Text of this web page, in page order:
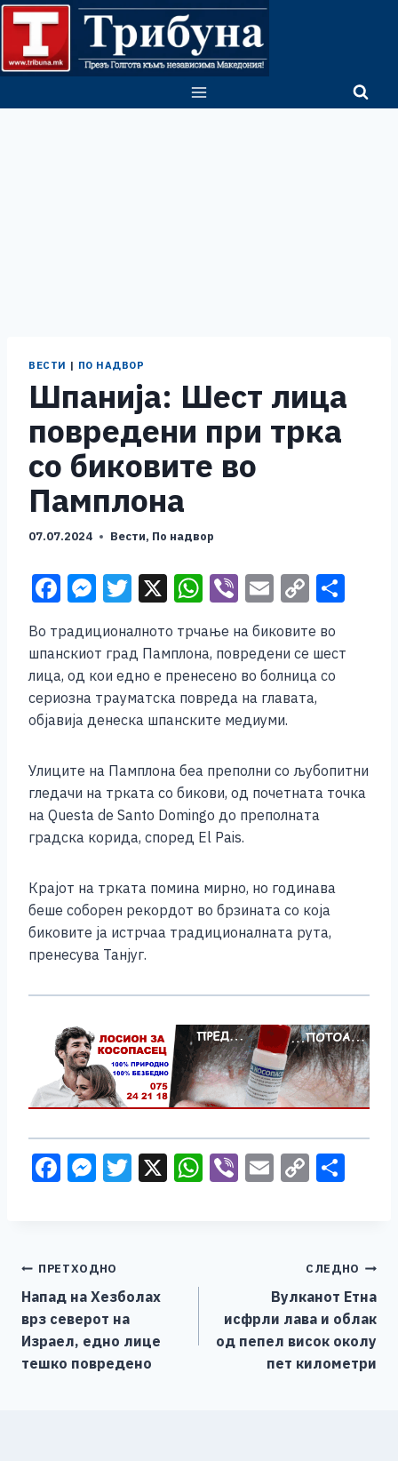
Skip
content
ВЕСТИ | ПО НАДВОР
Шпанија: Шест лица
повредени при трка
со биковите во
Памплона
07.07.2024 Вести, По надвор
F
c
e
b
o
o
k
M
ss
e
n
g
er
T
tt
er
X W
at
s
A
p
p
Vi
b
er
E
ai
l
C
p
y
Li
k
ar
Во традиционалното трчање на биковите во
шпанскиот град Памплона, повредени се шест
лица, од кои едно е пренесено во болница со
сериозна трауматска повреда на главата,
објавија денеска шпанските медиуми.
Улиците на Памплона беа преполни со љубопитни
гледачи на трката со бикови, од почетната точка
на Questa de Santo Domingo до преполната
градска корида, според El Pais.
Крајот на трката помина мирно, но годинава
беше соборен рекордот во брзината со која
биковите ја истрчаа традиционалната рута,
пренесува Танјуг.
F
b
o
o
k
M
n
g
er
T X W
p
Vi E C
Li
n
k
Навигација
на
напис
ПРЕТХОДНО
Напад на Хезболах
врз северот на
Израел, едно лице
тешко повредено
СЛЕДНО
Вулканот Етна
исфрли лава и облак
од пепел висок околу
пет километри